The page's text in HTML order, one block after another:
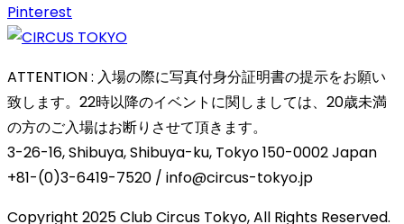
Pinterest
ATTENTION : 入場の際に写真付身分証明書の提示をお願い
致します。22時以降のイベントに関しましては、20歳未満
の方のご入場はお断りさせて頂きます。
3-26-16, Shibuya, Shibuya-ku, Tokyo 150-0002 Japan
+81-(0)3-6419-7520 / info@circus-tokyo.jp
Copyright 2025 Club Circus Tokyo, All Rights Reserved.